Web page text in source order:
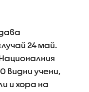
24 май.
видни учени,
и хора на